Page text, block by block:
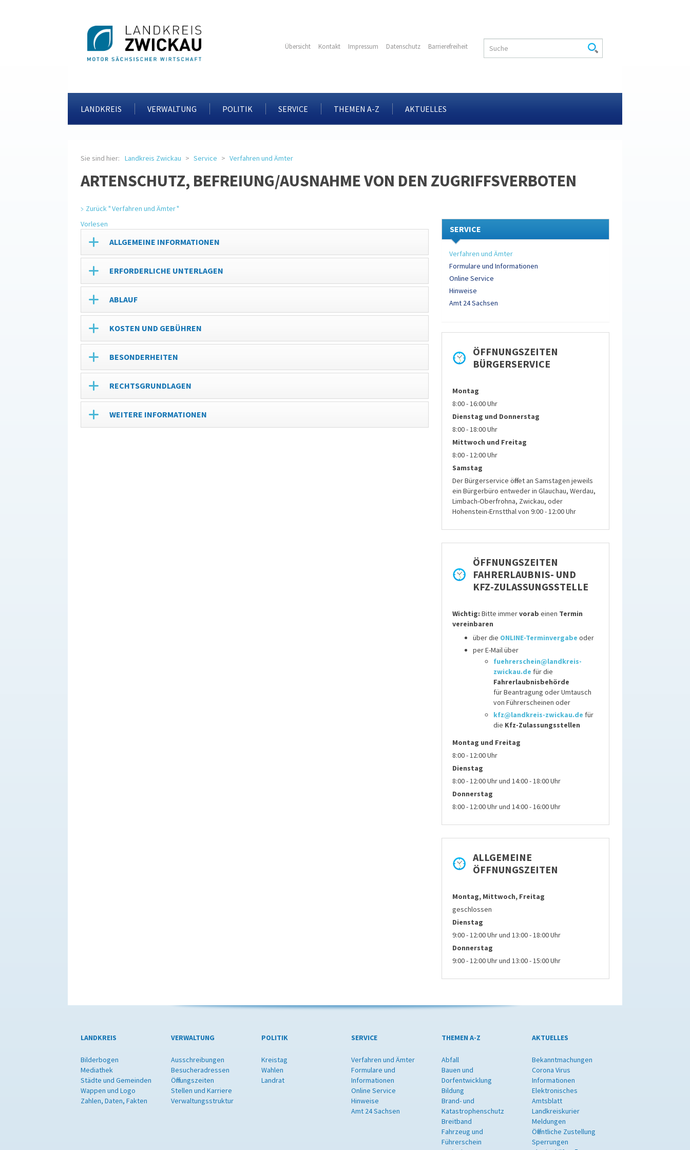
Übersicht Kontakt Impressum Datenschutz Barrierefreiheit
LANDKREIS VERWALTUNG POLITIK SERVICE THEMEN A-Z AKTUELLES
Sie sind hier: Landkreis Zwickau Service Verfahren und Ämter
ARTENSCHUTZ, BEFREIUNG/AUSNAHME VON DEN ZUGRIFFSVERBOTEN
Zurück " Verfahren und Ämter "
Vorlesen
ALLGEMEINE INFORMATIONEN
ERFORDERLICHE UNTERLAGEN
ABLAUF
KOSTEN UND GEBÜHREN
BESONDERHEITEN
RECHTSGRUNDLAGEN
WEITERE INFORMATIONEN
SERVICE
Verfahren und Ämter
Formulare und Informationen
Online Service
Hinweise
Amt 24 Sachsen
ÖFFNUNGSZEITEN
BÜRGERSERVICE
Montag
8:00 - 16:00 Uhr
Dienstag und Donnerstag
8:00 - 18:00 Uhr
Mittwoch und Freitag
8:00 - 12:00 Uhr
Samstag
Der Bürgerservice öffnet an Samstagen jeweils
ein Bürgerbüro entweder in Glauchau, Werdau,
Limbach-Oberfrohna, Zwickau, oder
Hohenstein-Ernstthal von 9:00 - 12:00 Uhr
ÖFFNUNGSZEITEN
FAHRERLAUBNIS- UND
KFZ-ZULASSUNGSSTELLE
Wichtig:Bitte immervorabeinen Termin
vereinbaren
über die ONLINE-Terminvergabe oder
per E-Mail über
fuehrerschein@landkreis-
zwickau.de für die
Fahrerlaubnisbehörde
fürBeantragung oder Umtausch
von Führerscheinen oder
kfz@landkreis-zwickau.de für
die Kfz-Zulassungsstellen
Montag und Freitag
8:00 - 12:00 Uhr
Dienstag
8:00 - 12:00 Uhr und 14:00 - 18:00 Uhr
Donnerstag
8:00 - 12:00 Uhr und 14:00 - 16:00 Uhr
ALLGEMEINE
ÖFFNUNGSZEITEN
Montag, Mittwoch, Freitag
geschlossen
Dienstag
9:00 - 12:00 Uhr und 13:00 - 18:00 Uhr
Donnerstag
9:00 - 12:00 Uhr und 13:00 - 15:00 Uhr
LANDKREIS
Bilderbogen
Mediathek
Städte und Gemeinden
Wappen und Logo
Zahlen, Daten, Fakten
VERWALTUNG
Ausschreibungen
Besucheradressen
Öffnungszeiten
Stellen und Karriere
Verwaltungsstruktur
POLITIK
Kreistag
Wahlen
Landrat
SERVICE
Verfahren und Ämter
Formulare und
Informationen
Online Service
Hinweise
Amt 24 Sachsen
THEMEN A-Z
Abfall
Bauen und
Dorfentwicklung
Bildung
Brand- und
Katastrophenschutz
Breitband
Fahrzeug und
Führerschein
AKTUELLES
Bekanntmachungen
Corona Virus
Informationen
Elektronisches
Amtsblatt
Landkreiskurier
Meldungen
Öffentliche Zustellung
Sperrungen